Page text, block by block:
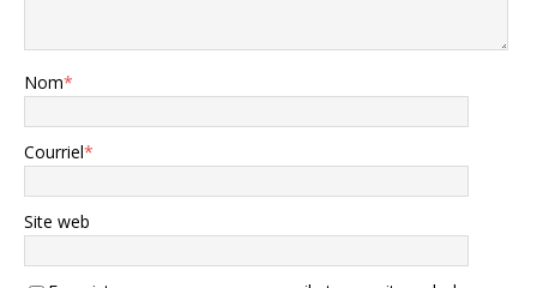
Nom*
Courriel*
Site web